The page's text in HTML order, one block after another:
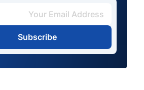
Subscribe